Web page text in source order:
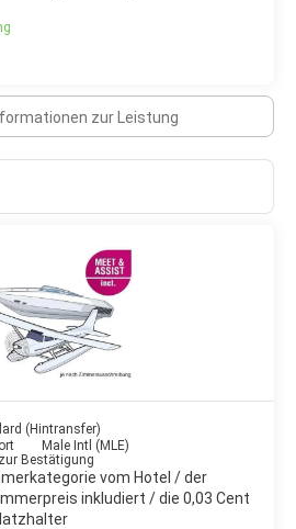
zur Leistung
(Hintransfer)
Male Intl (MLE)
Bestätigung
vom Hotel / der
inkludiert / die 0,03 Cent